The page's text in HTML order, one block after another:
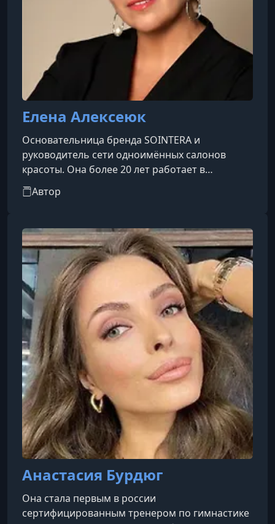
Елена Алексеюк
Основательница бренда SOINTERA и
руководитель сети одноимённых салонов
красоты. Она более 20 лет работает в
индустрии красоты.Создала и запатентовала
уникальную методику работы с цветом, будучи
сети является тестовым салоном лаборатории
Wella в Дармштадте. Также она выступает
спикером на профессиональных выставках,
таких как BEAUTYDAYproHAIR, и участвует в
форумах, например, о франшизах.
Автор
Анастасия Бурдюг
Она стала первым в россии
сертифицированным тренером по гимнастике